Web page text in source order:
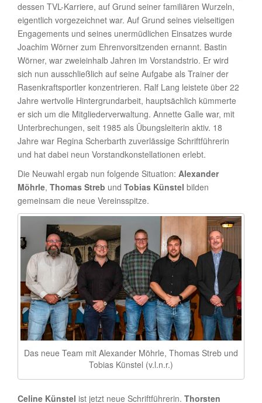
dessen TVL-Karriere, auf Grund seiner familiären Wurzeln,
eigentlich vorgezeichnet war. Auf Grund seines vielseitigen
Engagements und seines unermüdlichen Einsatzes wurde
Joachim Wörner zum Ehrenvorsitzenden ernannt. Bastin
Wörner, war zweieinhalb Jahren im Vorstandstrio. Er wird
sich nun ausschließlich auf seine Aufgabe als Trainer der
Rasenkraftsportler konzentrieren. Ralf Lang leistete über 22
Jahre wertvolle Hintergrundarbeit, hauptsächlich kümmerte
er sich um die Mitgliederverwaltung. Annette Galle war, mit
Unterbrechungen, seit 1985 als Übungsleiterin aktiv. 18
Jahre war Regina Scherbarth zuverlässige Schriftführerin
und hat dabei neun Vorstandkonstellationen erlebt.
Die Neuwahl ergab nun folgende Situation: Alexander
Möhrle, Thomas Streb und Tobias Künstel bilden
gemeinsam die neue Vereinsspitze.
Das neue Team mit Alexander Möhrle, Thomas Streb und
Tobias Künstel (v.l.n.r.)
Celine Künstel ist jetzt neue Schriftführerin. Thorsten